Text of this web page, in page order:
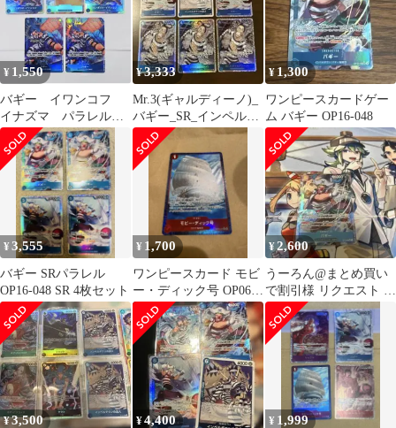
¥ 1,550
バギー イワンコフ
イナズマ パラレル 5
枚セット
¥3,333
Mr.3(ギャルディーノ)_
バギー_SR_インペルダ
ウンの囚人_R_OP16
¥ 1,300
ワンピースカードゲー
ム バギー OP16-048
¥3,555
バギー SRパラレル
OP16-048 SR 4枚セット
¥ 1,700
ワンピースカード モビ
ー・ディック号 OP06-
021
¥2,600
うーろん@まとめ買い
で割引様 リクエスト 2
点 まとめ商品
¥3,500 ¥4,400 ¥ 1,999